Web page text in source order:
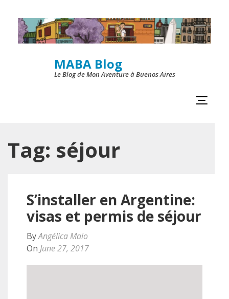
Skip
to
content
MABA Blog
Le Blog de Mon Aventure à Buenos Aires
Tag: séjour
S’installer en Argentine:
visas et permis de séjour
ByAngélica Maio
On June 27, 2017